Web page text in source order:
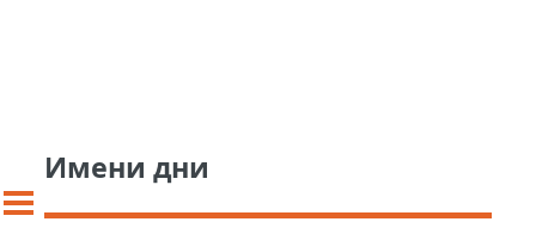
Имени дни